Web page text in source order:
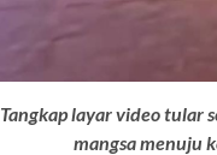
Tangkap layar video tular
mangsa menuju